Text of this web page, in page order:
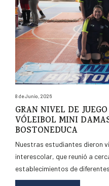
8 de Junio, 2026
GRAN NIVEL DE
VÓLEIBOL MINI
BOSTONEDUCA
Nuestras estudiantes dieron
interescolar, que reunió a
establecimientos de